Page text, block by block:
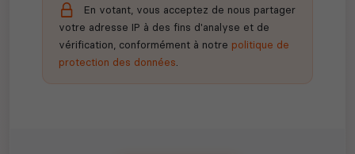
En votant, vous acceptez de nous partager
votre adresse IP à des fins d'analyse et de
vérification, conformément à notre politique de
protection des données.